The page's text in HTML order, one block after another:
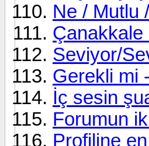
Ne / Mutlu
Çanakkale
Seviyor/
Gerekli mi
İç sesin
Forumun
Profiline